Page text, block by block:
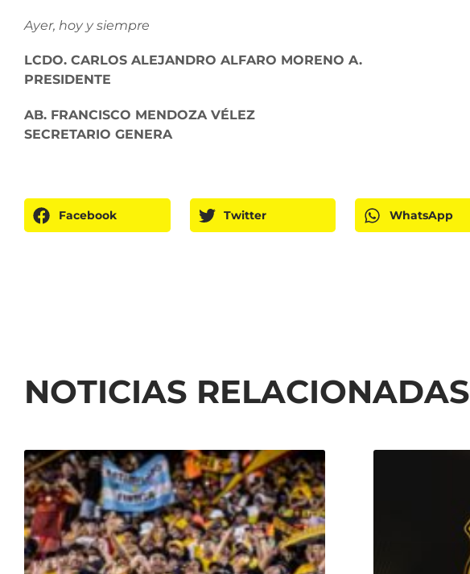
Ayer, hoy y siempre
LCDO. CARLOS ALEJANDRO ALFARO MORENO A.
PRESIDENTE
AB. FRANCISCO MENDOZA VÉLEZ
SECRETARIO GENERA
Facebook Twitter WhatsApp
NOTICIAS RELACIONADAS